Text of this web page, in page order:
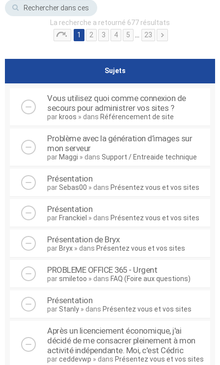
La recherche a retourné 677 résultats
1
2 3 4 5 23
Sujets
Vous utilisez quoi comme connexion de
secours pour administrer vos sites ?
par kroos » dans Référencement de site
Problème avec la génération d’images sur
mon serveur
par Maggi » dans Support / Entreaide technique
Présentation
par Sebas00 » dans Présentez vous et vos sites
Présentation
par Franckiel » dans Présentez vous et vos sites
Présentation de Bryx
par Bryx » dans Présentez vous et vos sites
PROBLEME OFFICE 365 - Urgent
par smiletoo » dans FAQ (Foire aux questions)
Présentation
par Stanly » dans Présentez vous et vos sites
Après un licenciement économique, j'ai
décidé de me consacrer pleinement à mon
activité indépendante. Moi, c'est Cédric
parceddevwp » dans Présentez vous et vos sites